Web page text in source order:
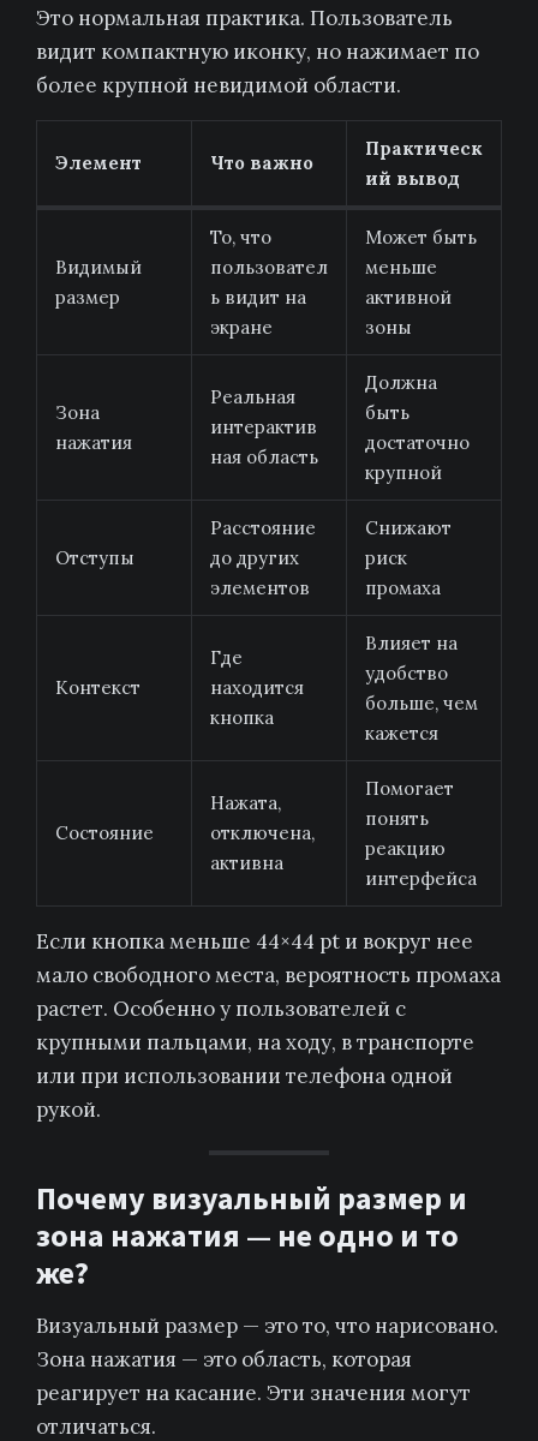
Это нормальная практика. Пользователь
видит компактную иконку, но нажимает по
более крупной невидимой области.
Элемент Что важно
Практическ
ий вывод
Видимый
размер
То, что
пользовател
ь видит на
экране
Может быть
меньше
активной
зоны
Зона
нажатия
Реальная
интерактив
ная область
Должна
быть
достаточно
крупной
Отступы
Расстояние
до других
элементов
Снижают
риск
промаха
Контекст
Где
находится
кнопка
Влияет на
удобство
больше, чем
кажется
Состояние
Нажата,
отключена,
активна
Помогает
понять
реакцию
интерфейса
Если кнопка меньше 44×44 pt и вокруг нее
мало свободного места, вероятность промаха
растет. Особенно у пользователей с
крупными пальцами, на ходу, в транспорте
или при использовании телефона одной
рукой.
Почему визуальный размер и
зона нажатия — не одно и то
же?
Визуальный размер — это то, что нарисовано.
Зона нажатия — это область, которая
реагирует на касание. Эти значения могут
отличаться.